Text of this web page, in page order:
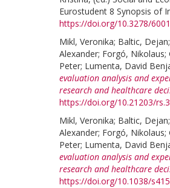
Eurostudent 8 Synopsis of
https://doi.org/10.3278/
Mikl, Veronika; Baltic, Dejan
Alexander; Forgó, Nikolaus;
Peter; Lumenta, David
evaluation analysis and
research and healthcare
https://doi.org/10.21203/
Mikl, Veronika; Baltic, Dejan
Alexander; Forgó, Nikolaus;
Peter; Lumenta, David
evaluation analysis and
research and healthcare
https://doi.org/10.1038/